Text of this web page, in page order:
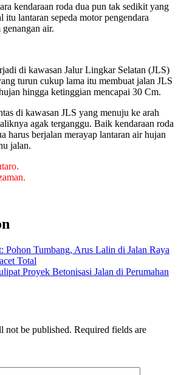
kendaraan roda dua pun tak sedikit yang
lantaran sepeda motor pengendara
air.
di kawasan Jalur Lingkar Selatan (JLS)
turun cukup lama itu membuat jalan JLS
hingga ketinggian mencapai 30 Cm.
di kawasan JLS yang menuju ke arah
agak terganggu. Baik kendaraan roda
harus berjalan merayap lantaran air hujan
jalan.
Pohon Tumbang, Arus Lalin di Jalan Raya
Total
Proyek Betonisasi Jalan di Perumahan
not be published. Required fields are